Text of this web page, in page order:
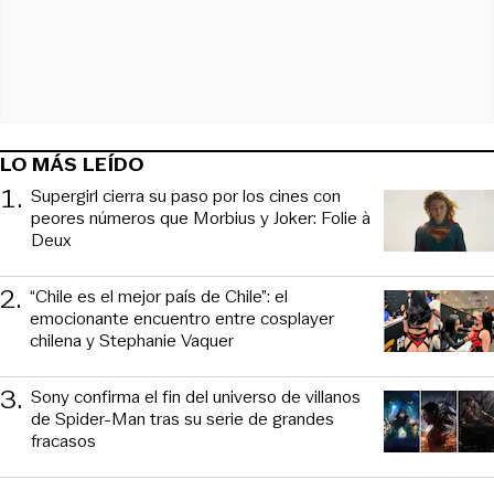
LO MÁS LEÍDO
1. Supergirl cierra su paso por los cines con
peores números que Morbius y Joker: Folie à
Deux
2. “Chile es el mejor país de Chile”: el
emocionante encuentro entre cosplayer
chilena y Stephanie Vaquer
3. Sony confirma el fin del universo de villanos
de Spider-Man tras su serie de grandes
fracasos